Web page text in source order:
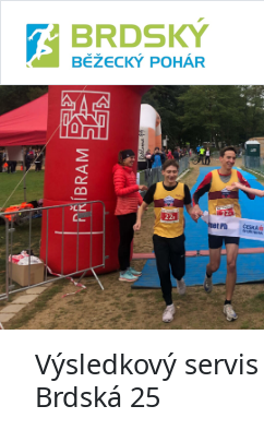
Výsledkový
Brdská 25